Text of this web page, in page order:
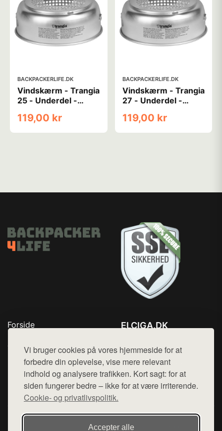
Vi bruger cookies på vores hjemmeside for at
forbedre din oplevelse, vise mere relevant
indhold og analysere trafikken. Kort sagt: for at
siden fungerer bedre – ikke for at være irriterende.
Cookie- og privatlivspolitik.
Accepter alle
BACKPACKERLIFE.DK
Vindskærm - Trangia
25 - Underdel -
119,00 kr
BACKPACKERLIFE.DK
Vindskærm - Trangia
27 - Underdel -
119,00 kr
Forside
Top Rabatter
Kontakt
ELCIGA.DK
Mail: hej@want.dk
Cookie- og privatlivspolitik
Denne side er en del af want.dk, der udgiver en række